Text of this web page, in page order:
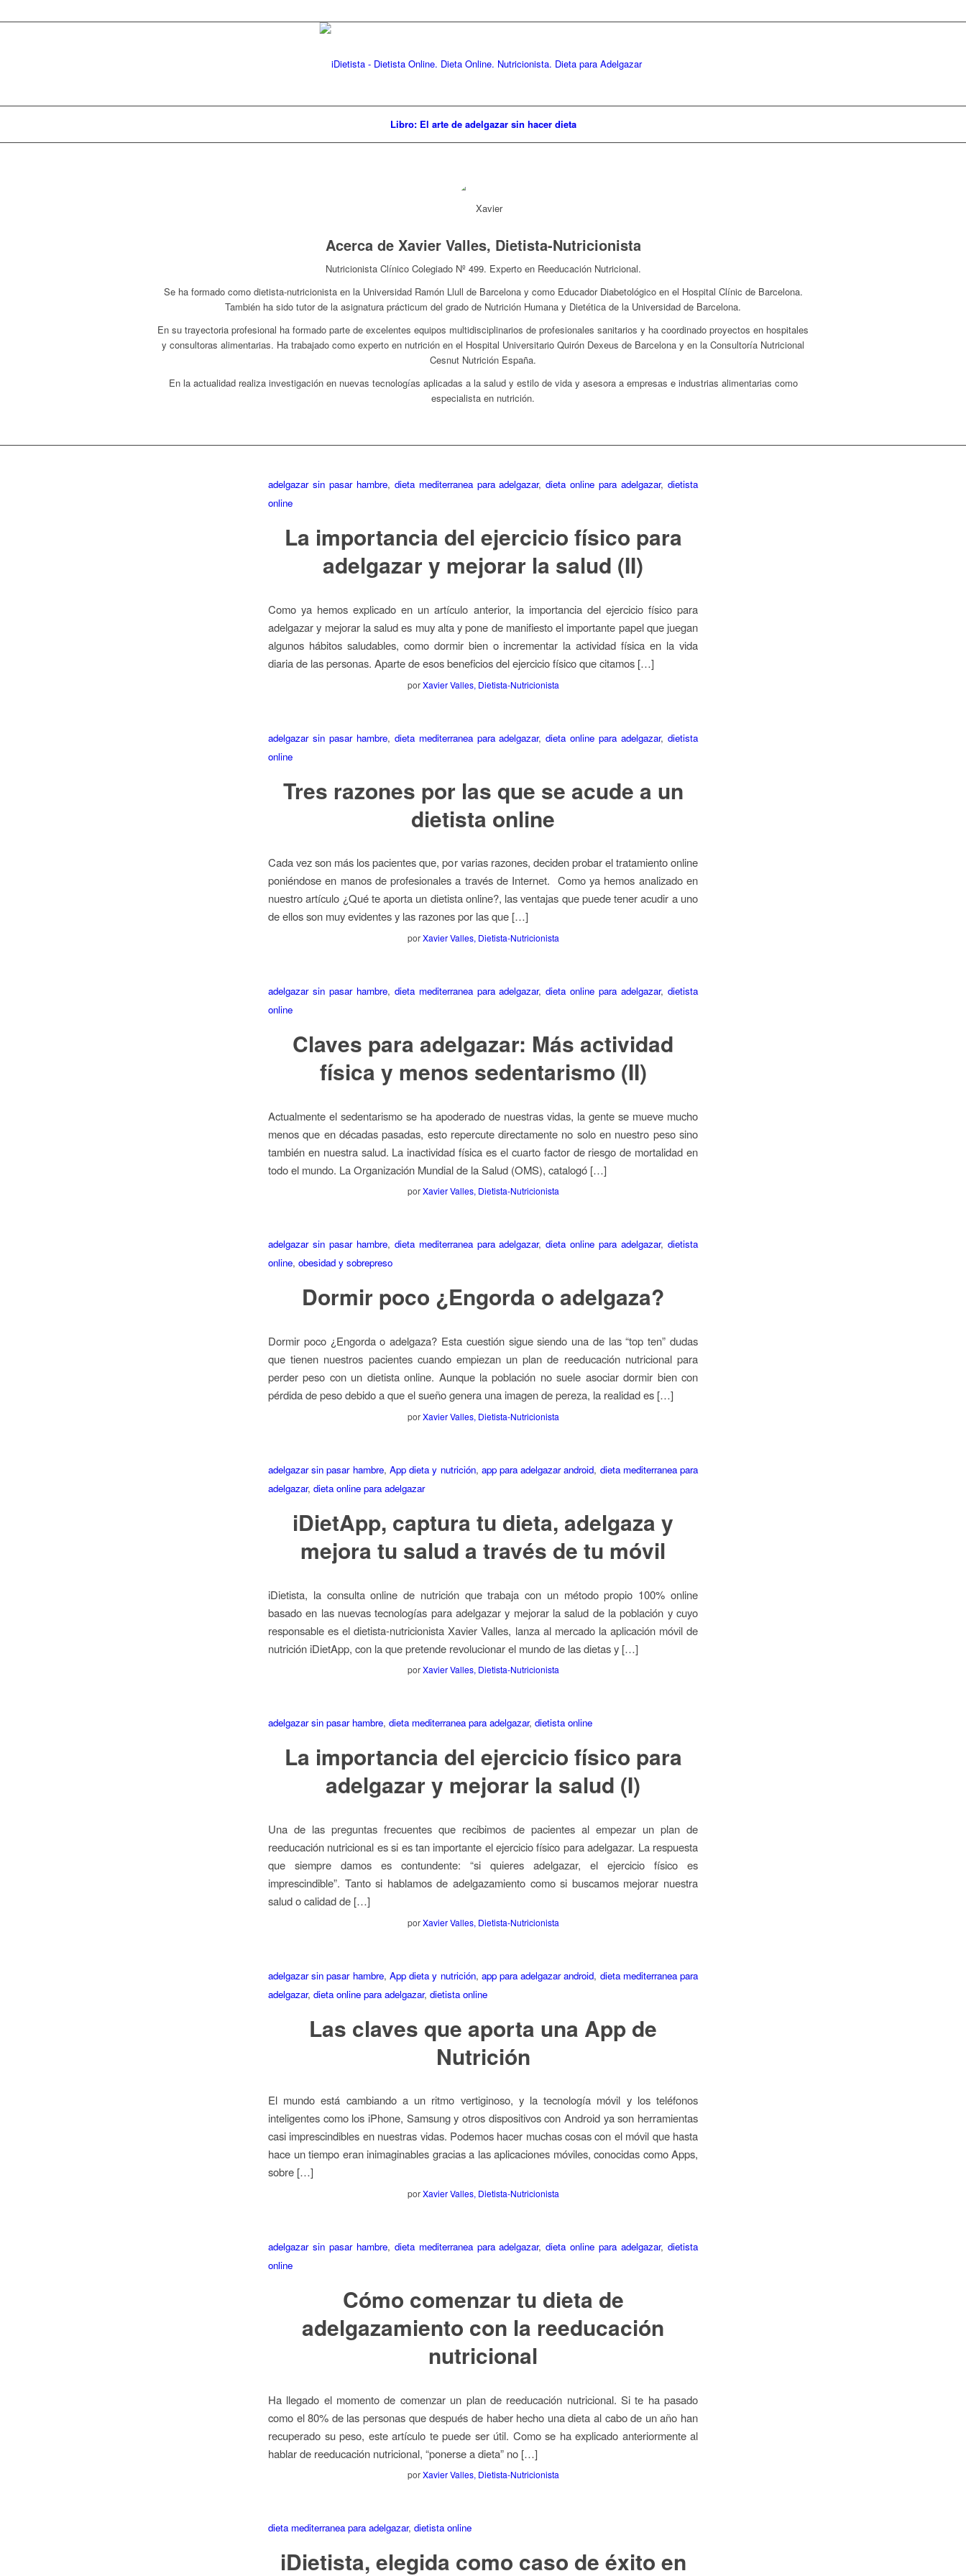
Libro: El arte de adelgazar sin hacer dieta
Acerca de Xavier Valles, Dietista-Nutricionista
Nutricionista Clínico Colegiado Nº 499. Experto en Reeducación Nutricional.
Se ha formado como dietista-nutricionista en la Universidad Ramón Llull de Barcelona y como Educador Diabetológico en el Hospital Clínic de Barcelona.
También ha sido tutor de la asignatura prácticum del grado de Nutrición Humana y Dietética de la Universidad de Barcelona.
En su trayectoria profesional ha formado parte de excelentes equipos multidisciplinarios de profesionales sanitarios y ha coordinado proyectos en hospitales
y consultoras alimentarias. Ha trabajado como experto en nutrición en el Hospital Universitario Quirón Dexeus de Barcelona y en la Consultoría Nutricional
Cesnut Nutrición España.
En la actualidad realiza investigación en nuevas tecnologías aplicadas a la salud y estilo de vida y asesora a empresas e industrias alimentarias como
especialista en nutrición.
adelgazar sin pasar hambre, dieta mediterranea para adelgazar,dieta online para adelgazar,dietista
online
La importancia del ejercicio físico para
adelgazar y mejorar la salud (II)
Como ya hemos explicado en un artículo anterior, la importancia del ejercicio físico para
adelgazar y mejorar la salud es muy alta y pone de manifiesto el importante papel que juegan
algunos hábitos saludables, como dormir bien o incrementar la actividad física en la vida
diaria de las personas. Aparte de esos beneficios del ejercicio físico que citamos […]
porXavier Valles, Dietista-Nutricionista
adelgazar sin pasar hambre, dieta mediterranea para adelgazar,dieta online para adelgazar,dietista
online
Tres razones por las que se acude a un
dietista online
Cada vez son más los pacientes que, por varias razones, deciden probar el tratamiento online
poniéndose en manos de profesionales a través de Internet. Como ya hemos analizado en
nuestro artículo ¿Qué te aporta un dietista online?, las ventajas que puede tener acudir a uno
de ellos son muy evidentes y las razones por las que […]
porXavier Valles, Dietista-Nutricionista
adelgazar sin pasar hambre, dieta mediterranea para adelgazar,dieta online para adelgazar,dietista
online
Claves para adelgazar: Más actividad
física y menos sedentarismo (II)
Actualmente el sedentarismo se ha apoderado de nuestras vidas, la gente se mueve mucho
menos que en décadas pasadas, esto repercute directamente no solo en nuestro peso sino
también en nuestra salud. La inactividad física es el cuarto factor de riesgo de mortalidad en
todo el mundo. La Organización Mundial de la Salud (OMS), catalogó […]
porXavier Valles, Dietista-Nutricionista
adelgazar sin pasar hambre, dieta mediterranea para adelgazar,dieta online para adelgazar,dietista
online, obesidad y sobrepreso
Dormir poco ¿Engorda o adelgaza?
Dormir poco ¿Engorda o adelgaza? Esta cuestión sigue siendo una de las “top ten” dudas
que tienen nuestros pacientes cuando empiezan un plan de reeducación nutricional para
perder peso con un dietista online. Aunque la población no suele asociar dormir bien con
pérdida de peso debido a que el sueño genera una imagen de pereza, la realidad es […]
porXavier Valles, Dietista-Nutricionista
adelgazar sin pasar hambre, App dieta y nutrición, app para adelgazar android, dieta mediterranea para
adelgazar, dieta online para adelgazar
iDietApp, captura tu dieta, adelgaza y
mejora tu salud a través de tu móvil
iDietista, la consulta online de nutrición que trabaja con un método propio 100% online
basado en las nuevas tecnologías para adelgazar y mejorar la salud de la población y cuyo
responsable es el dietista-nutricionista Xavier Valles, lanza al mercado la aplicación móvil de
nutrición iDietApp, con la que pretende revolucionar el mundo de las dietas y […]
porXavier Valles, Dietista-Nutricionista
adelgazar sin pasar hambre, dieta mediterranea para adelgazar, dietista online
La importancia del ejercicio físico para
adelgazar y mejorar la salud (I)
Una de las preguntas frecuentes que recibimos de pacientes al empezar un plan de
reeducación nutricional es si es tan importante el ejercicio físico para adelgazar. La respuesta
que siempre damos es contundente: “si quieres adelgazar, el ejercicio físico es
imprescindible”. Tanto si hablamos de adelgazamiento como si buscamos mejorar nuestra
salud o calidad de […]
porXavier Valles, Dietista-Nutricionista
adelgazar sin pasar hambre, App dieta y nutrición, app para adelgazar android, dieta mediterranea para
adelgazar, dieta online para adelgazar, dietista online
Las claves que aporta una App de
Nutrición
El mundo está cambiando a un ritmo vertiginoso, y la tecnología móvil y los teléfonos
inteligentes como los iPhone, Samsung y otros dispositivos con Android ya son herramientas
casi imprescindibles en nuestras vidas. Podemos hacer muchas cosas con el móvil que hasta
hace un tiempo eran inimaginables gracias a las aplicaciones móviles, conocidas como Apps,
sobre […]
porXavier Valles, Dietista-Nutricionista
adelgazar sin pasar hambre, dieta mediterranea para adelgazar,dieta online para adelgazar,dietista
online
Cómo comenzar tu dieta de
adelgazamiento con la reeducación
nutricional
Ha llegado el momento de comenzar un plan de reeducación nutricional. Si te ha pasado
como el 80% de las personas que después de haber hecho una dieta al cabo de un año han
recuperado su peso, este artículo te puede ser útil. Como se ha explicado anteriormente al
hablar de reeducación nutricional, “ponerse a dieta” no […]
porXavier Valles, Dietista-Nutricionista
dieta mediterranea para adelgazar, dietista online
iDietista, elegida como caso de éxito en